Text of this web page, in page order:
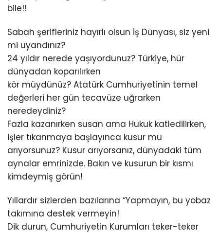
bile!!
Sabah şerifleriniz hayırlı olsun İş Dünyası, siz yeni
mi uyandınız?
24 yıldır nerede yaşıyordunuz? Türkiye, hür
dünyadan koparılırken
kör müydünüz? Atatürk Cumhuriyetinin temel
değerleri her gün tecavüze uğrarken
neredeydiniz?
Fazla kazanırken susan ama Hukuk katledilirken,
işler tıkanmaya başlayınca kusur mu
arıyorsunuz? Kusur arıyorsanız, dünyadaki tüm
aynalar emrinizde. Bakın ve kusurun bir kısmı
kimdeymiş görün!
Yıllardır sizlerden bazılarına “Yapmayın, bu yobaz
takımına destek vermeyin!
Dik durun, Cumhuriyetin Kurumları teker-teker